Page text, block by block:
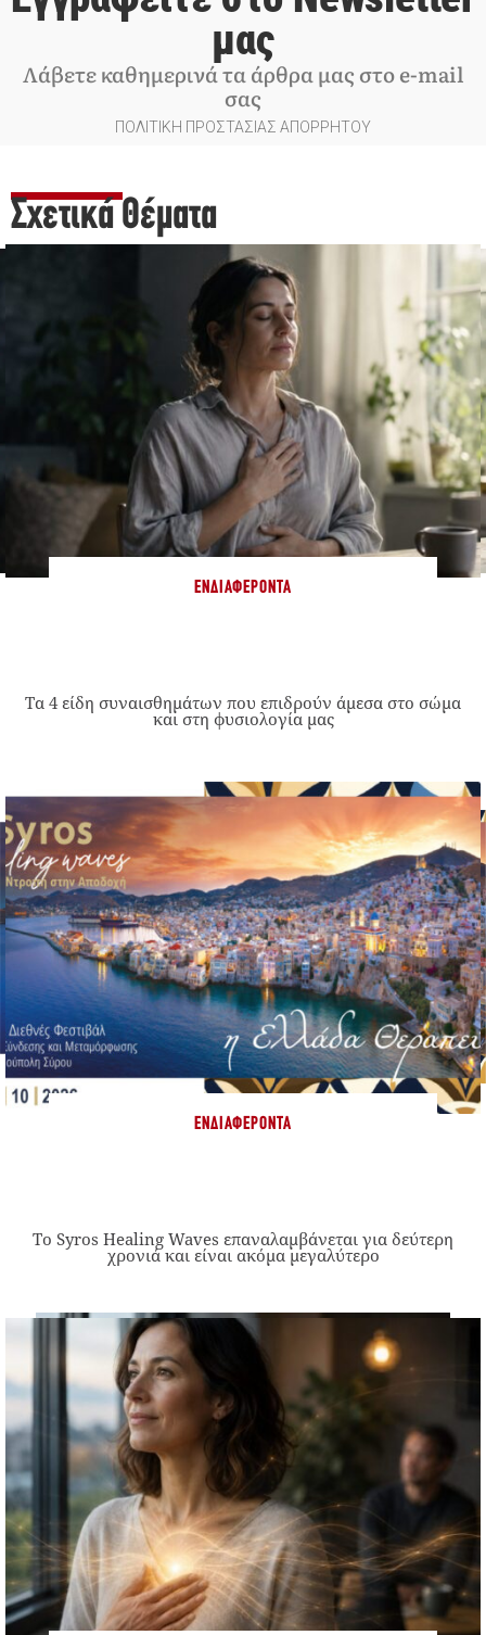
μας
Λάβετε καθημερινά τα άρθρα μας στο e-mail
σας
ΠΟΛΙΤΙΚΗ ΠΡΟΣΤΑΣΙΑΣ ΑΠΟΡΡΗΤΟΥ
Σχετικά Θέματα
ΕΝΔΙΑΦΈΡΟΝΤΑ
Τα 4 είδη συναισθημάτων που επιδρούν άμεσα στο σώμα
και στη φυσιολογία μας
ΕΝΔΙΑΦΈΡΟΝΤΑ
Το Syros Healing Waves επαναλαμβάνεται για δεύτερη
χρονιά και είναι ακόμα μεγαλύτερο